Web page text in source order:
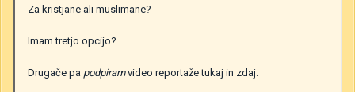
Za kristjane ali muslimane?
Imam tretjo opcijo?
Drugače pa podpiramvideo reportaže tukaj in zdaj.